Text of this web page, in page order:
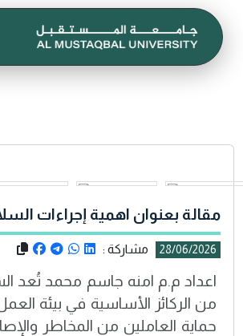
مقالة بعنوان اهمية إجراءات
28/06/2026 مشاركة :
اعداد م.م امنه جاسم محمد تُعد
من الركائز الأساسية في بيئة
حماية العاملين من المخاطر